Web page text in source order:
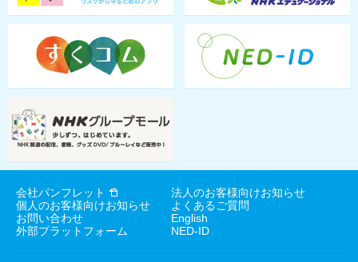
会社パンフレット
法人のお客様向けお知らせ
個人のお客様向けお知らせ
よくあるご質問
お問い合わせ
English
外部プラットフォーム
NED-ID